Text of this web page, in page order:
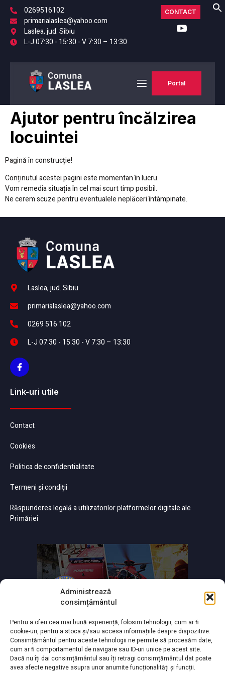
Administrează
consimțământul
Pentru a oferi cea mai bună experiență, folosim tehnologii, cum ar fi
cookie-uri, pentru a stoca și/sau accesa informațiile despre dispozitive.
Consimțământul pentru aceste tehnologii ne permite să procesăm date,
cum ar fi comportamentul de navigare sau ID-uri unice pe acest site.
Dacă nu îți dai consimțământul sau îți retragi consimțământul dat poate
avea afecte negative asupra unor anumite funcționalități și funcții.
0269516102
primarialaslea@yahoo.com
Laslea, jud. Sibiu
L-J 07:30 - 15:30 - V 7:30 – 13:30
CONTACT
Portal
Ajutor pentru încălzirea
locuintei
Pagină în construcție!
Conținutul acestei pagini este momentan în lucru.
Vom remedia situația în cel mai scurt timp posibil.
Ne cerem scuze pentru eventualele neplăceri întâmpinate.
Laslea, jud. Sibiu
primarialaslea@yahoo.com
0269 516 102
L-J 07:30 - 15:30 - V 7:30 – 13:30
Link-uri utile
Contact
Cookies
Politica de confidentialitate
Termeni și condiții
Răspunderea legală a utilizatorilor platformelor digitale ale
Primăriei